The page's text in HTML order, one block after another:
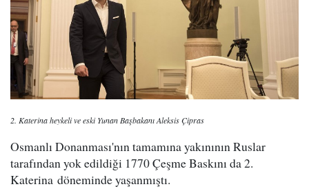
2. Katerina heykeli ve eski Yunan Başbakanı Aleksis Çipras
Osmanlı Donanması'nın tamamına yakınının Ruslar
tarafından yok edildiği 1770 Çeşme Baskını da 2.
Katerina döneminde yaşanmıştı.